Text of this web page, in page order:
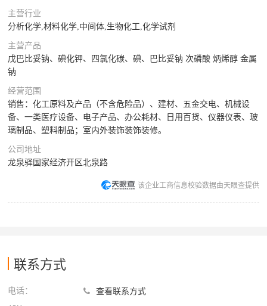
主营行业
分析化学,材料化学,中间体,生物化工,化学试剂
主营产品
戊巴比妥钠、碘化钾、四氯化碳、碘、巴比妥钠 次磷酸 炳烯醇 金属
钠
经营范围
销售：化工原料及产品（不含危险品）、建材、五金交电、机械设
备、一类医疗设备、电子产品、办公耗材、日用百货、仪器仪表、玻
璃制品、塑料制品；室内外装饰装饰装修。
公司地址
龙泉驿国家经济开区北泉路
该企业工商信息校验数据由天眼查提供
联系方式
电话：
查看联系方式